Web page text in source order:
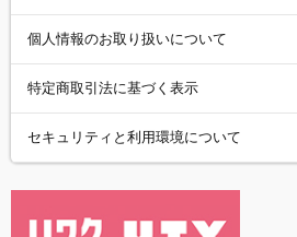
個人情報のお取り扱いについて
特定商取引法に基づく表示
セキュリティと利用環境について